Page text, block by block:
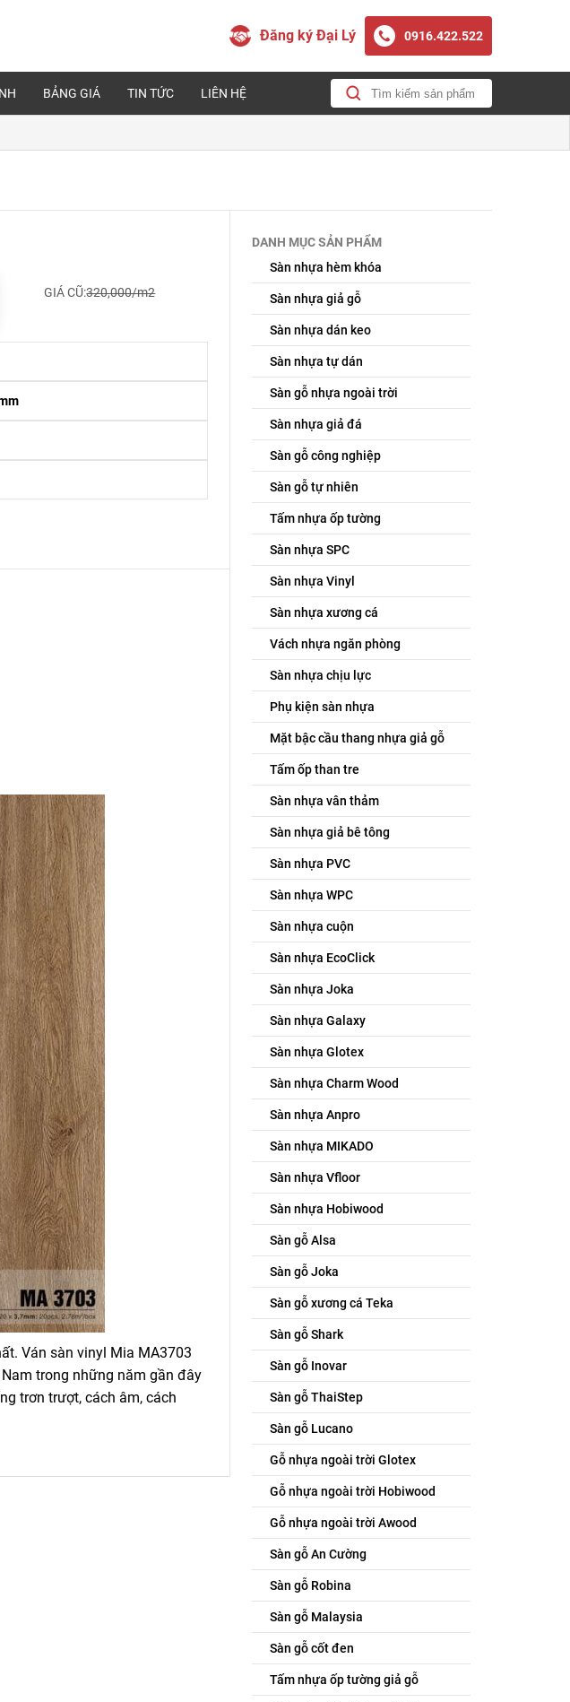
Đăng ký Đại Lý 0916.422.522
BẢNG GIÁ TIN TỨC LIÊN HỆ
GIÁ CŨ:320,000/m2
Ván sàn vinyl Mia MA3703
trong những năm gần đây
trơn trượt, cách âm, cách
DANH MỤC SẢN PHẨM
Sàn nhựa hèm khóa
Sàn nhựa giả gỗ
Sàn nhựa dán keo
Sàn nhựa tự dán
Sàn gỗ nhựa ngoài trời
Sàn nhựa giả đá
Sàn gỗ công nghiệp
Sàn gỗ tự nhiên
Tấm nhựa ốp tường
Sàn nhựa SPC
Sàn nhựa Vinyl
Sàn nhựa xương cá
Vách nhựa ngăn phòng
Sàn nhựa chịu lực
Phụ kiện sàn nhựa
Mặt bậc cầu thang nhựa giả gỗ
Tấm ốp than tre
Sàn nhựa vân thảm
Sàn nhựa giả bê tông
Sàn nhựa PVC
Sàn nhựa WPC
Sàn nhựa cuộn
Sàn nhựa EcoClick
Sàn nhựa Joka
Sàn nhựa Galaxy
Sàn nhựa Glotex
Sàn nhựa Charm Wood
Sàn nhựa Anpro
Sàn nhựa MIKADO
Sàn nhựa Vfloor
Sàn nhựa Hobiwood
Sàn gỗ Alsa
Sàn gỗ Joka
Sàn gỗ xương cá Teka
Sàn gỗ Shark
Sàn gỗ Inovar
Sàn gỗ ThaiStep
Sàn gỗ Lucano
Gỗ nhựa ngoài trời Glotex
Gỗ nhựa ngoài trời Hobiwood
Gỗ nhựa ngoài trời Awood
Sàn gỗ An Cường
Sàn gỗ Robina
Sàn gỗ Malaysia
Sàn gỗ cốt đen
Tấm nhựa ốp tường giả gỗ